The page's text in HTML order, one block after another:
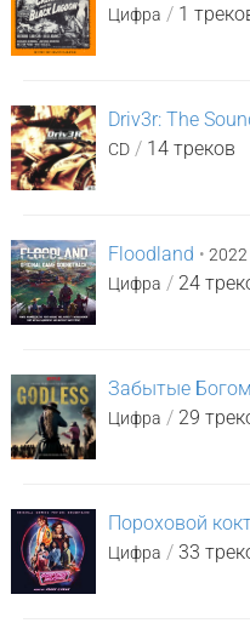
Цифра / 1
Driv3r: The
CD / 14 треков
Floodland • 2022
Цифра / 24
Забытые Богом
Цифра / 29
Пороховой
Цифра / 33